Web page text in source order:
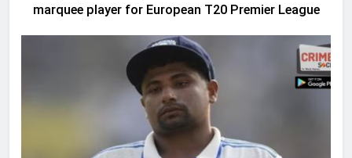
marquee player for European T20 Premier League